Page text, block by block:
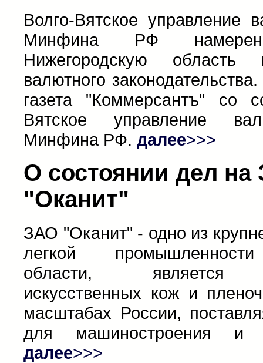
Волго-Вятское управление
Минфина РФ
Нижегородскую область
валютного
газета "Коммерсантъ" со
Вятское управление
Минфина РФ. далее>>>
О состоянии дел
"Оканит"
ЗАО "Оканит" - одно из
легкой
области, является
искусственных кож и
масштабах России,
для машиностроения и
далее>>>